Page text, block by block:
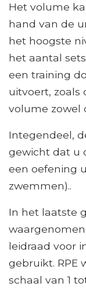
Het volume
hand van de
het hoogste
het aantal
een training
uitvoert, zoals
volume zowel
Integendeel,
gewicht dat u
een oefening
zwemmen)..
In het laatste
leidraad voor
gebruikt. RPE
schaal van 1